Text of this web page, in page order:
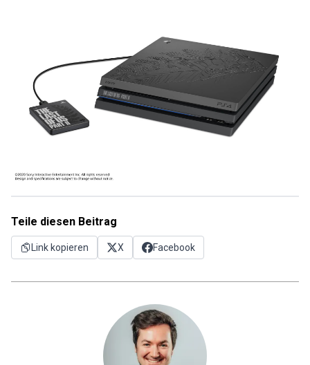
Teile diesen Beitrag
Link kopieren X Facebook